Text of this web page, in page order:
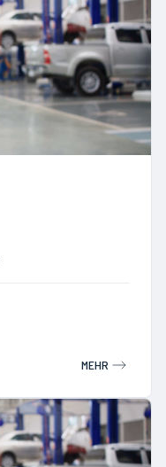
MEHR